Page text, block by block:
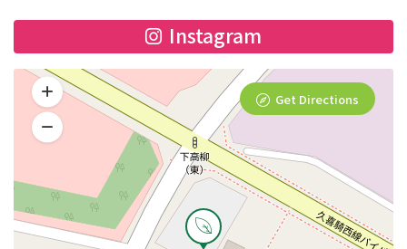
Instagram
Get Directions